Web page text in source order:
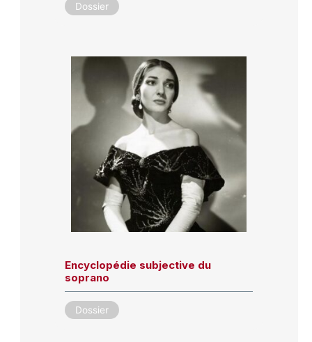
Dossier
Encyclopédie subjective du
soprano
Dossier